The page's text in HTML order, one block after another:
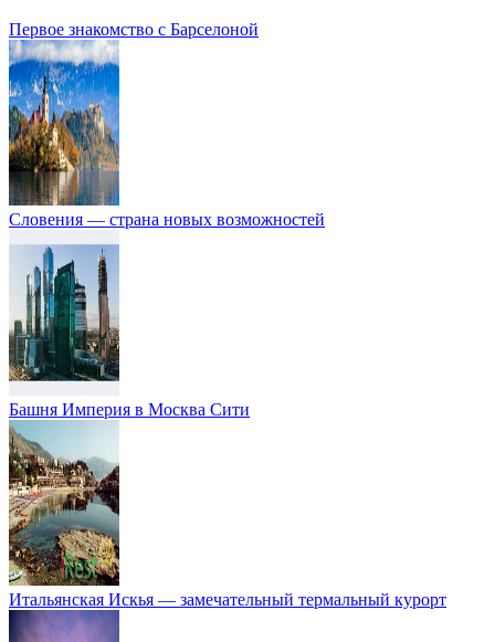
Первое знакомство с Барселоной
Словения — страна новых возможностей
Башня Империя в Москва Сити
Итальянская Искья — замечательный термальный курорт